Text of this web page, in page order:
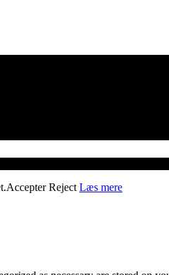
Accepter Reject Læs mere